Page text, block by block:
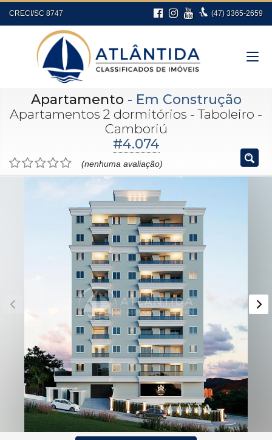
CRECI/SC 8747 (47) 3365-2659
Apartamento - Em Construção
Apartamentos 2 dormitórios - Taboleiro -
Camboriú
#4.074
(nenhuma avaliação)